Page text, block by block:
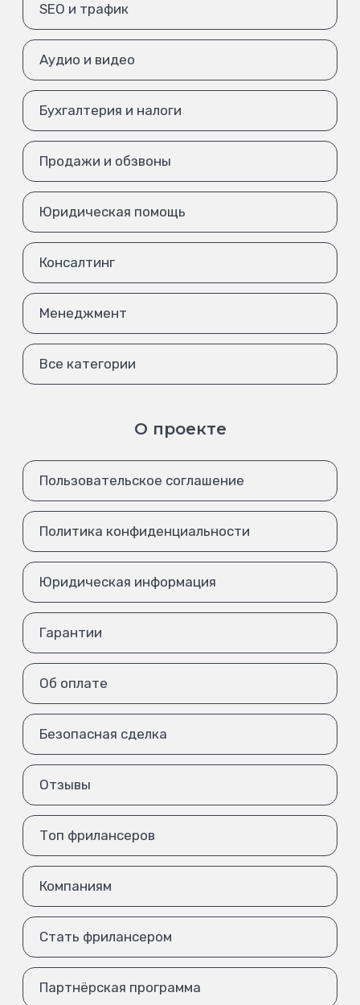
SEO и трафик
Аудио и видео
Бухгалтерия и налоги
Продажи и обзвоны
Юридическая помощь
Консалтинг
Менеджмент
Все категории
О проекте
Пользовательское соглашение
Политика конфиденциальности
Юридическая информация
Гарантии
Об оплате
Безопасная сделка
Отзывы
Топ фрилансеров
Компаниям
Стать фрилансером
Партнёрская программа